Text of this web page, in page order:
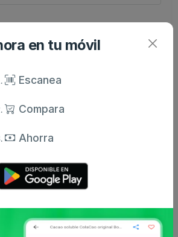
de precio
en tu móvil
Escanea
Compara
Ahorra